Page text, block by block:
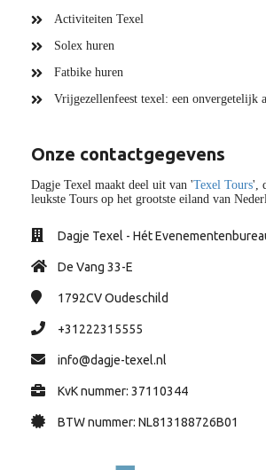
Activiteiten Texel
Solex huren
Fatbike huren
Vrijgezellenfeest texel: een onvergetelijk
Onze contactgegevens
Dagje Texel maakt deel uit van 'Texel Tours',
leukste Tours op het grootste eiland van
Dagje Texel - Hét
De Vang 33-E
1792CVOudeschild
+31222315555
info@dagje-texel.nl
KvK nummer: 37110344
BTW nummer: NL813188726B01